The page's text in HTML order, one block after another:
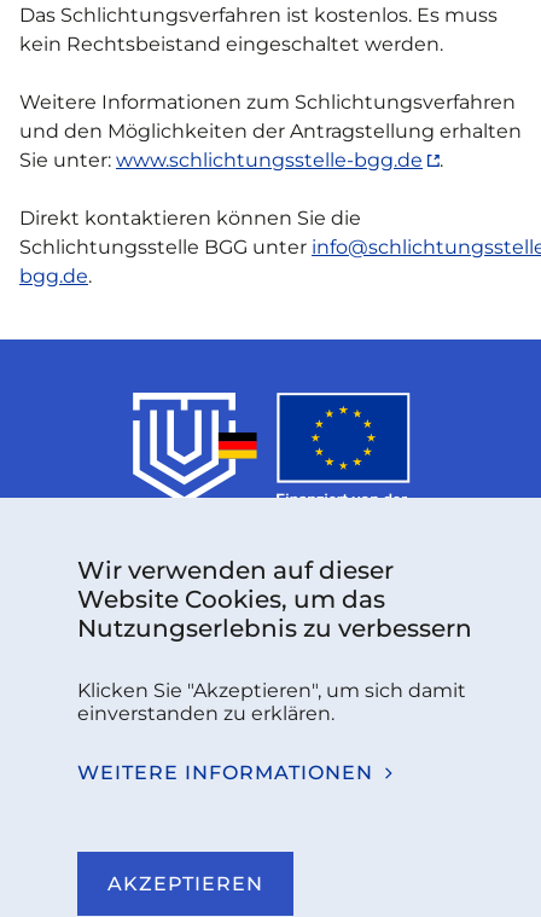
Das Schlichtungsverfahren ist kostenlos. Es muss
kein Rechtsbeistand eingeschaltet werden.
Weitere Informationen zum Schlichtungsverfahren
und den Möglichkeiten der Antragstellung erhalten
Sie unter: www.schlichtungsstelle-bgg.de .
Direkt kontaktieren können Sie die
Schlichtungsstelle BGG unter
bgg.de.
Projekt wird vom Europäischen Kompetenzzentrum
für Cybersicherheit unterstützt.
Sie haben Fragen oder benötigen weitere
Follow us:
Wir verwenden auf dieser
Website Cookies, um das
Nutzungserlebnis zu verbessern
Klicken Sie "Akzeptieren", um sich damit
einverstanden zu erklären.
WEITERE INFORMATIONEN
AKZEPTIEREN